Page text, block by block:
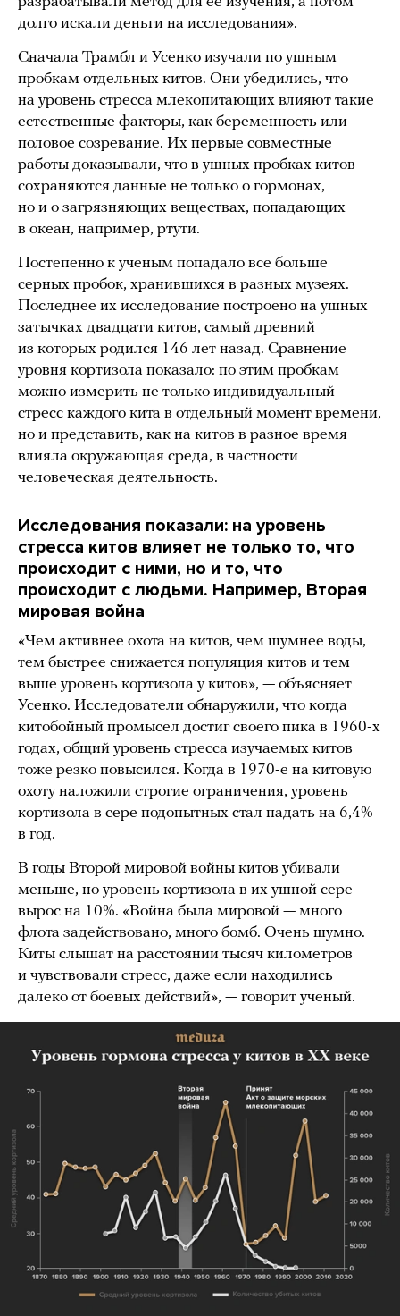
долго искали деньги на исследования».
Сначала Трамбл и Усенко изучали по ушным
пробкам отдельных китов. Они убедились, что
на уровень стресса млекопитающих влияют такие
естественные факторы, как беременность или
половое созревание. Их первые совместные
работы доказывали, что в ушных пробках китов
сохраняются данные не только о гормонах,
но и о загрязняющих веществах, попадающих
в океан, например, ртути.
Постепенно к ученым попадало все больше
серных пробок, хранившихся в разных музеях.
Последнее их исследование построено на ушных
затычках двадцати китов, самый древний
из которых родился 146 лет назад. Сравнение
уровня кортизола показало: по этим пробкам
можно измерить не только индивидуальный
стресс каждого кита в отдельный момент времени,
но и представить, как на китов в разное время
влияла окружающая среда, в частности
человеческая деятельность.
Исследования показали: на уровень
стресса китов влияет не только то, что
происходит с ними, но и то, что
происходит с людьми. Например, Вторая
мировая война
«Чем активнее охота на китов, чем шумнее воды,
тем быстрее снижается популяция китов и тем
выше уровень кортизола у китов», — объясняет
Усенко. Исследователи обнаружили, что когда
китобойный промысел достиг своего пика в 1960-х
годах, общий уровень стресса изучаемых китов
тоже резко повысился. Когда в 1970-е на китовую
охоту наложили строгие ограничения, уровень
кортизола в сере подопытных стал падать на 6,4%
в год.
В годы Второй мировой войны китов убивали
меньше, но уровень кортизола в их ушной сере
вырос на 10%. «Война была мировой — много
флота задействовано, много бомб. Очень шумно.
Киты слышат на расстоянии тысяч километров
и чувствовали стресс, даже если находились
далеко от боевых действий», — говорит ученый.